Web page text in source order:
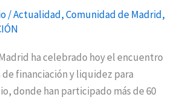
/Actualidad,Comunidad de Madrid,
ha celebrado hoy el encuentro
financiación y liquidez para
donde han participado más de 60